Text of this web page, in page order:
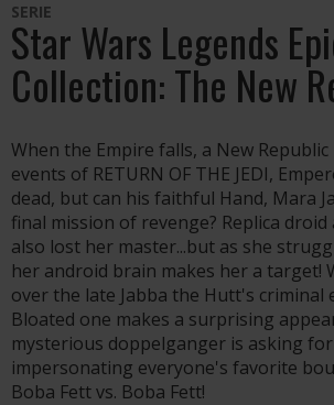
SERIE
Star Wars Legends
Collection: The New
When the Empire falls, a New
events of RETURN OF THE JEDI,
dead, but can his faithful Hand, Mara
final mission of revenge? Replica droid
also lost her master...but as she
her android brain makes her a target!
over the late Jabba the Hutt's criminal
Bloated one makes a surprising
mysterious doppelganger is asking
impersonating everyone's favorite
Boba Fett vs. Boba Fett!